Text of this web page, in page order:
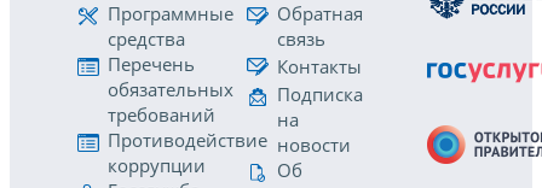
Программные
средства
Перечень
обязательных
требований
Противодействие
коррупции
Обратная
связь
Контакты
Подписка
на
новости
Об